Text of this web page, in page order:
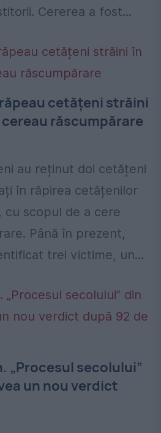
Cererea a fost...
cetățeni străini
răscumpărare
au reținut doi cetățeni
în răpirea cetățenilor
cu scopul de a cere
Până în prezent,
trei victime, un...
„Procesul secolului”
un nou verdict